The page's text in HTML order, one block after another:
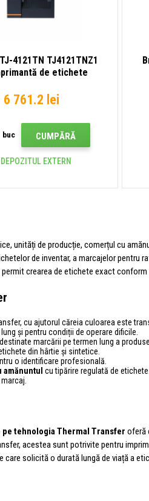
4121TN TJ4121TNZ1
de etichete
6 761.2 lei
buc CUMPĂRĂ
DEPOZITUL EXTERN
unități de producție, comerțul cu
de inventar, a marcajelor pentru
crearea de etichete exact
cu ajutorul căreia culoarea este
și pentru condiții de operare dificile.
marcării pe termen lung a
din hârtie și sintetice.
o identificare profesională.
amănuntul cu tipărire regulată de etichete.
tehnologia Thermal Transfer oferă
acestea sunt potrivite pentru
solicită o durată lungă de viață a